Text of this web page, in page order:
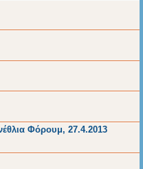
Φόρουμ, 27.4.2013